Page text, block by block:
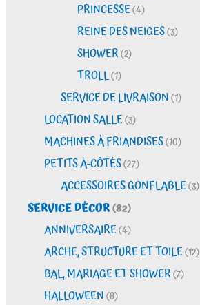
PRINCESSE(4)
REINE DES NEIGES(3)
SHOWER(2)
TROLL(1)
SERVICE DE LIVRAISON(1)
LOCATION SALLE(3)
MACHINES À FRIANDISES(10)
PETITS À-CÔTÉS(27)
ACCESSOIRES GONFLABLE(3)
SERVICE DÉCOR(82)
ANNIVERSAIRE(4)
ARCHE, STRUCTURE ET TOILE(12)
BAL, MARIAGE ET SHOWER(7)
HALLOWEEN(8)